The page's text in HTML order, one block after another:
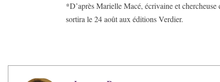
*D’après Marielle Macé, écrivaine et
sortira le 24 août aux éditions Verdier.